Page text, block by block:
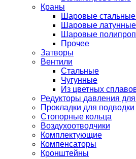
Краны
Шаровые
Шаровые латунные
Шаровые
Прочее
Затворы
Вентили
Стальные
Чугунные
Из цветных
Редукторы давления
Прокладки для подводки
Стопорные кольца
Воздухоотводчики
Комплектующие
Компенсаторы
Кронштейны